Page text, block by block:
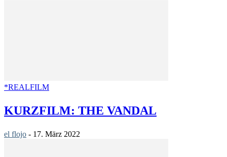
*REALFILM
KURZFILM: THE VANDAL
el flojo - 17. März 2022